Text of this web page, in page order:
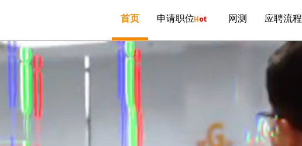
首页 申请职位 网测 应聘流程